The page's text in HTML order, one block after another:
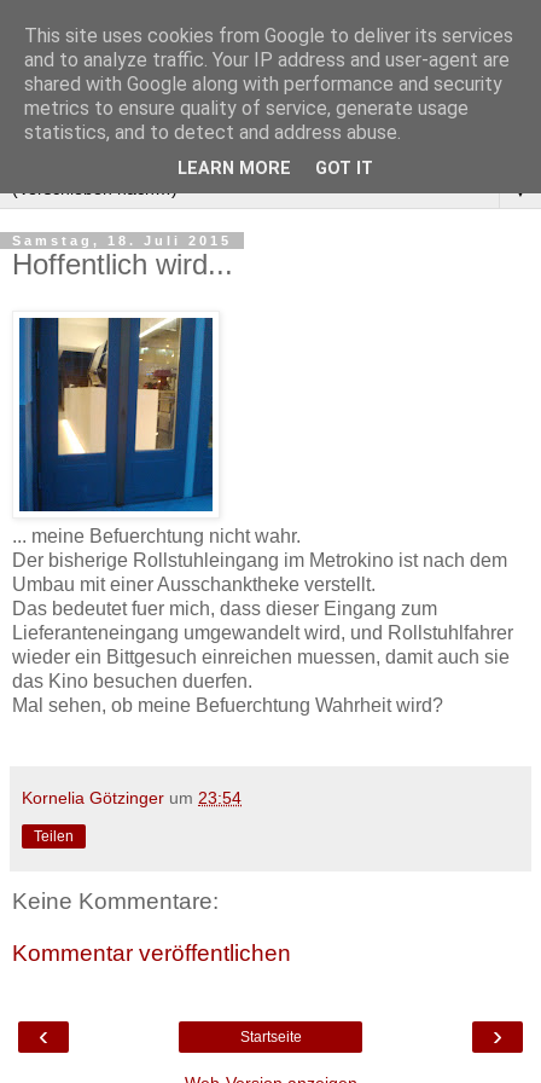
▼
Samstag, 18. Juli 2015
Hoffentlich wird...
‎... meine Befuerchtung nicht wahr.
Der bisherige Rollstuhleingang im Metrokino ist nach dem
Umbau mit einer Ausschanktheke verstellt.
Das bedeutet fuer mich, dass dieser Eingang zum
Lieferanteneingang umgewandelt wird, und Rollstuhlfahrer
wieder ein Bittgesuch einreichen muessen, damit auch sie
das Kino besuchen duerfen.
Mal sehen, ob meine Befuerchtung Wahrheit wird?
Kornelia Götzinger um 23:54
Teilen
Keine Kommentare:
Kommentar veröffentlichen
‹ ›
Startseite
This site uses cookies from Google to deliver its services
and to analyze traffic. Your IP address and user-agent are
shared with Google along with performance and security
metrics to ensure quality of service, generate usage
statistics, and to detect and address abuse.
LEARN MORE GOT IT